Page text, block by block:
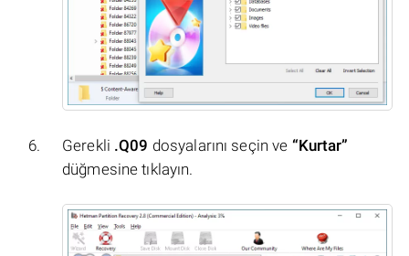
Gerekli .Q09 dosyalarını seçin ve “Kurtar”
düğmesine tıklayın.